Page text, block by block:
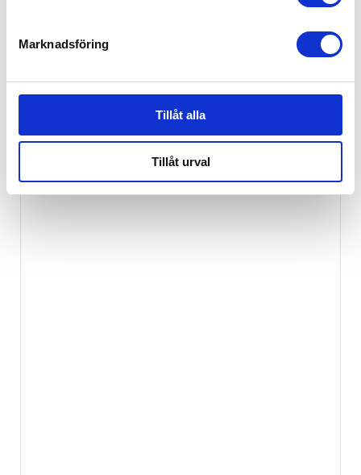
Marknadsföring
Tillåt alla
Tillåt urval
Britax Bed Rocker Vit